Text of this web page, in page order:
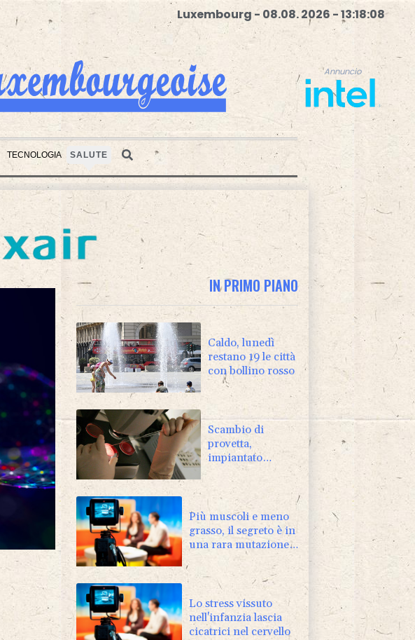
Luxembourg - 08.08. 2026 - 13:18:09
Annuncio
TECNOLOGIA SALUTE
Annuncio
IN PRIMO PIANO
Caldo, lunedì
restano 19 le città
con bollino rosso
Scambio di
provetta,
impiantato
l'embrione
sbagliato al San
Raffaele di
Milano
Più muscoli e meno
grasso, il segreto è in
una rara mutazione
Lo stress vissuto
nell'infanzia lascia
cicatrici nel cervello